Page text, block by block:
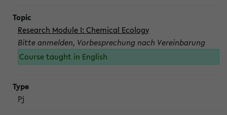
Research Module I: Chemical Ecology
Bitte anmelden, Vorbesprechung nach Vereinbarung
Course taught in English
Pj